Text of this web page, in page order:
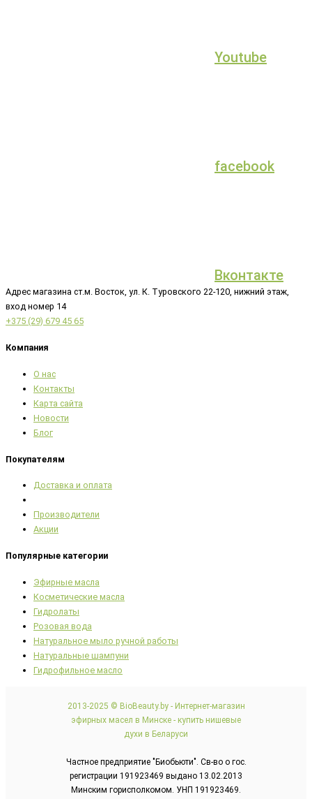
Youtube
facebook
Вконтакте
Адрес магазина ст.м. Восток, ул. К. Туровского 22-120, нижний этаж,
вход номер 14
+375 (29) 679 45 65
Компания
О нас
Контакты
Карта сайта
Новости
Блог
Покупателям
Доставка и оплата
Производители
Акции
Популярные категории
Эфирные масла
Косметические масла
Гидролаты
Розовая вода
Натуральное мыло ручной работы
Натуральные шампуни
Гидрофильное масло
2013-2025 © BioBeauty.by - Интернет-магазин
эфирных масел в Минске - купить нишевые
духи в Беларуси
Частное предприятие "Биобьюти". Св-во о гос.
регистрации 191923469 выдано 13.02.2013
Минским горисполкомом. УНП 191923469.